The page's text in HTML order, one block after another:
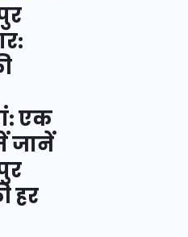
एक
जानें
हर